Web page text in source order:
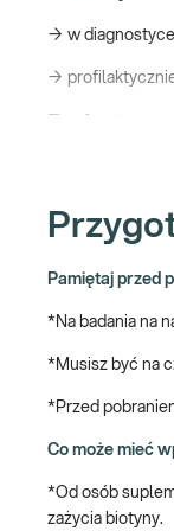
→ w diagnostyce
→
Zaburzenia
powikłań, np.
Badania na
etapie, który
Pakiet
e-Pakiet
glikowana HbA1c
Pamiętaj przed
*Na badania na
*Musisz być na
*Przed
Co może mieć
*Od osób
zażycia biotyny.